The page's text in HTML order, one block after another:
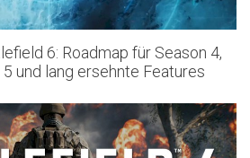
6: Roadmap für Season 4,
und lang ersehnte Features